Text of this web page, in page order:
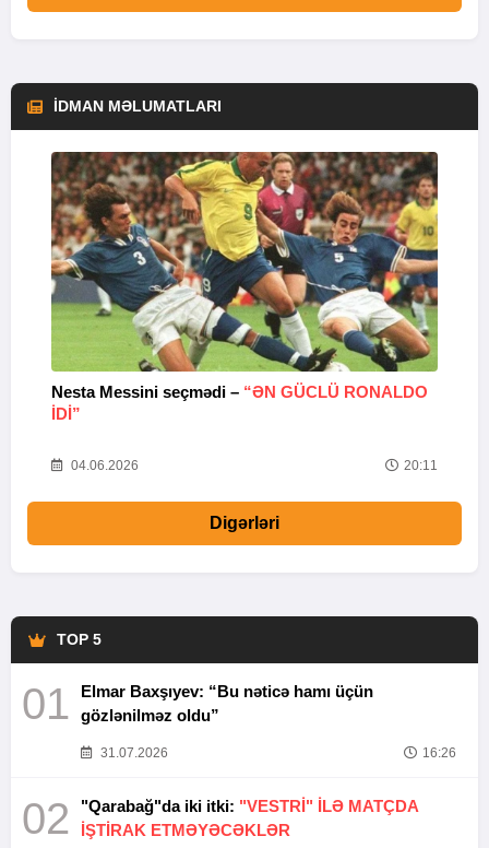
İDMAN MƏLUMATLARI
Nesta Messini seçmədi – “ƏN GÜCLÜ RONALDO
IDI”
04.06.2026 20:11
Digərləri
TOP 5
01
Elmar Baxşıyev: “Bu nəticə hamı üçün
gözlənilməz oldu”
31.07.2026 16:26
02 "Qarabağ"da iki itki: "VESTRİ" İLƏ MATÇDA
İŞTİRAK ETMƏYƏCƏKLƏR